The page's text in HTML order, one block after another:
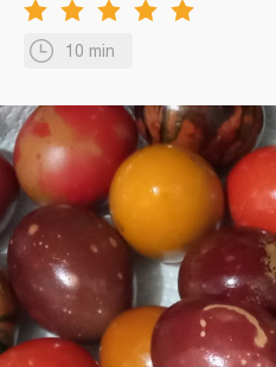
10 min